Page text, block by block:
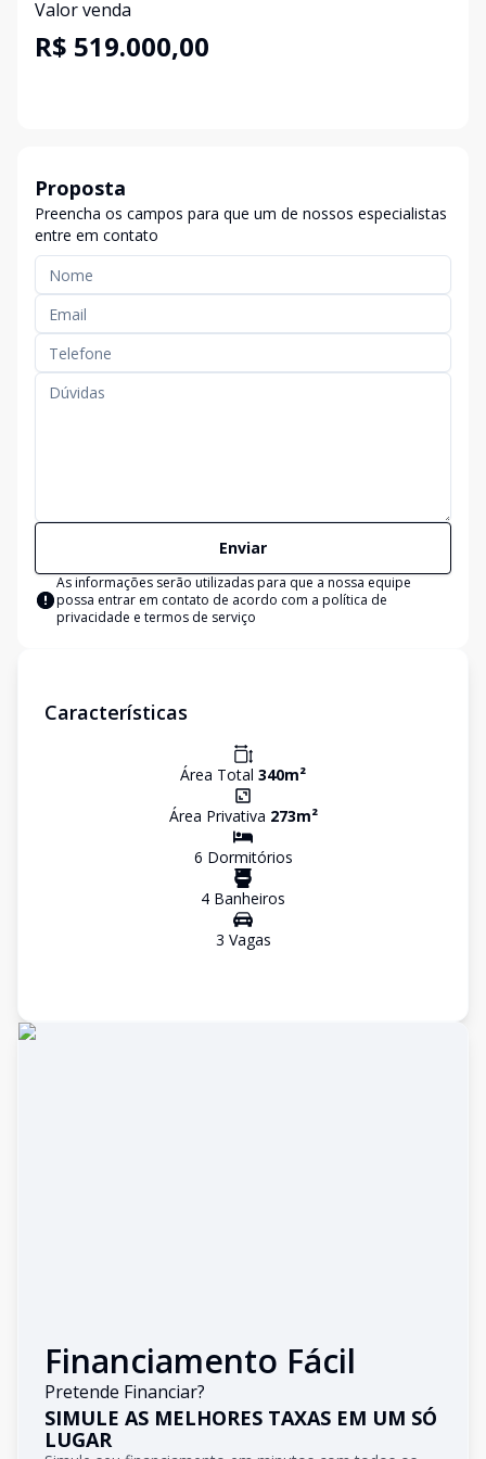
Valor venda
R$ 519.000,00
Proposta
Preencha os campos para que um de nossos especialistas
entre em contato
Enviar
As informações serão utilizadas para que a nossa equipe
possa entrar em contato de acordo com a política de
privacidade e termos de serviço
Características
Área Total 340m²
Área Privativa 273m²
6 Dormitórios
4 Banheiros
3 Vagas
Financiamento Fácil
Pretende Financiar?
SIMULE AS MELHORES TAXAS EM UM SÓ
LUGAR